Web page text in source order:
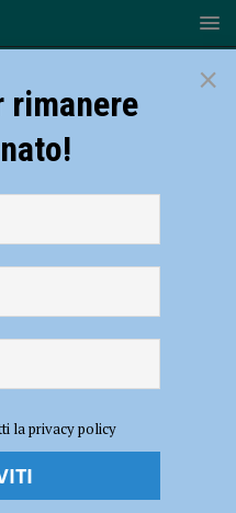
modelle per un giorno
le ospiti del
×
la privacy policy